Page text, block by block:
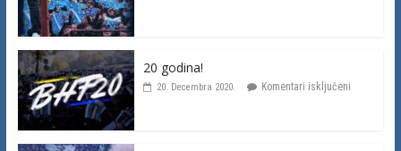
20 godina!
20. Decembra 2020. Komentari isključeni